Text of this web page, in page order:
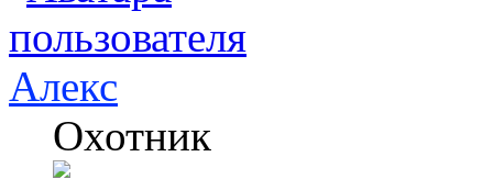
Алекс
Охотник